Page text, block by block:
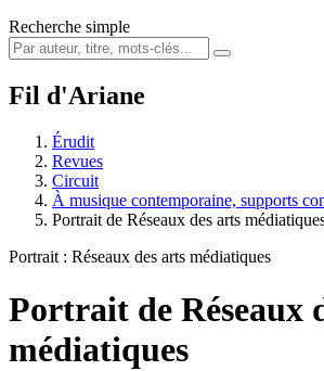
Recherche simple
Fil d'Ariane
Érudit
Revues
Circuit
À musique contemporaine, supports
Portrait de Réseaux des arts
Portrait : Réseaux des arts médiatiques
Portrait de Réseaux
médiatiques